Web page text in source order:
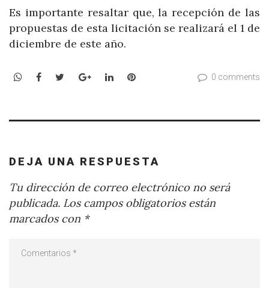
Es importante resaltar que, la recepción de las
propuestas de esta licitación se realizará el 1 de
diciembre de este año.
WhatsApp
Facebook
TwitterGoogle+LinkedInPinterest 0 comments
DEJA UNA RESPUESTA
Tu dirección de correo electrónico no será
publicada. Los campos obligatorios están
marcados con *